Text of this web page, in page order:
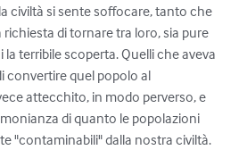
civiltà si sente soffocare, tanto che
di tornare tra loro, sia pure
terribile scoperta. Quelli che aveva
convertire quel popolo al
attecchito, in modo perverso, e
di quanto le popolazioni
"contaminabili" dalla nostra civiltà.